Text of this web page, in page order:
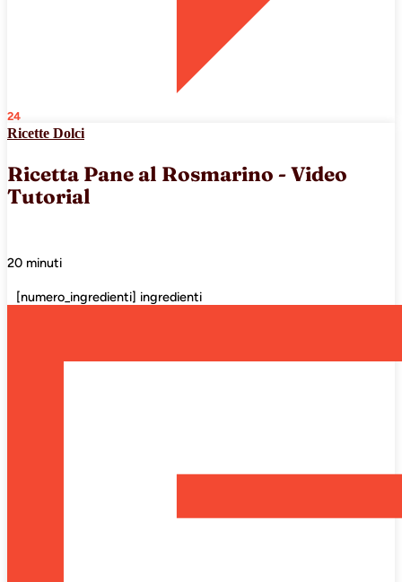
24
Ricette Dolci
Ricetta Pane al Rosmarino - Video
Tutorial
20 minuti
[numero_ingredienti] ingredienti